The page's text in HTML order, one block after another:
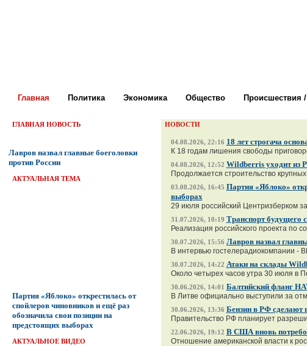
Главная Политика Экономика Общество Происшествия
ГЛАВНАЯ НОВОСТЬ
Лавров назвал главные боеголовки
против России
АКТУАЛЬНАЯ ТЕМА
Партия «Яблоко» открестилась от
спойлеров чиновников и ещё раз
обозначила свои позиции на
предстоящих выборах
АКТУАЛЬНОЕ ВИДЕО
НОВОСТИ
04.08.2026, 22:16 18 лет строгача
К 18 годам лишения свободы
04.08.2026, 12:52 Wildberris уходит из
Продолжается строительство
03.08.2026, 16:45 Партия «Яблоко»
выборах
29 июля российский Центризберком
31.07.2026, 10:19 Транспорт будущего
Реализация российского проекта по
30.07.2026, 15:56 Лавров назвал
В интервью гостелерадиокомпании -
30.07.2026, 14:22 Атаки на склады
Около четырех часов утра 30 июля в
30.06.2026, 14:01 Балтийский фланг
В Литве официально выступили за
30.06.2026, 13:36 Бензин в РФ сделают
Правительство РФ планирует
22.06.2026, 19:12 В США вновь
Отношение американской власти к